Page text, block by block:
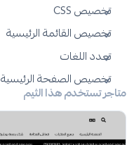
تخصيص CSS
تخصيص القائمة الرئيسية
تعدد اللغات
تخصيص الصفحة الرئيسية
متاجر تستخدم هذا الثيم